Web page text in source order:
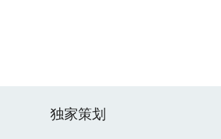
独家策划